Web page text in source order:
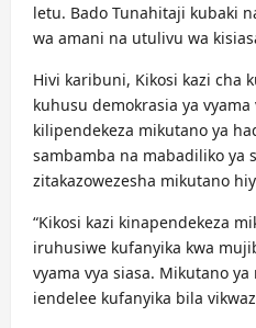
letu. Bado Tunahitaji kubaki
wa amani na utulivu wa
Hivi karibuni, Kikosi kazi cha
kuhusu demokrasia ya
kilipendekeza mikutano ya
sambamba na mabadiliko ya
zitakazowezesha mikutano
“Kikosi kazi kinapendekeza
iruhusiwe kufanyika kwa
vyama vya siasa. Mikutano
iendelee kufanyika bila